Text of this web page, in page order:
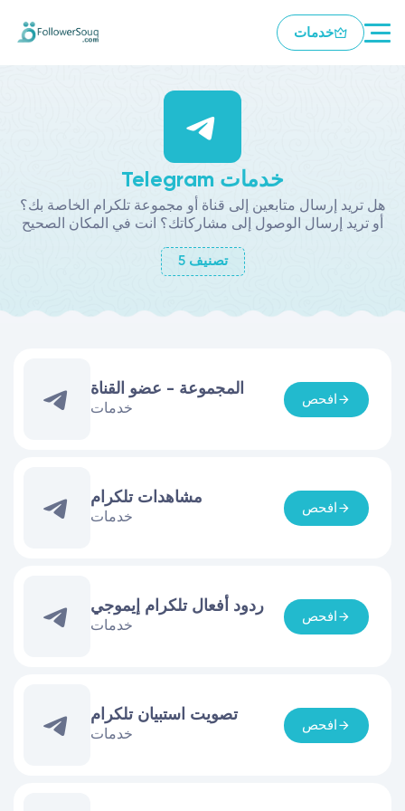
خدمات
Telegram خدمات
هل تريد إرسال متابعين إلى قناة أو مجموعة تلكرام الخاصة بك؟
أو تريد إرسال الوصول إلى مشاركاتك؟ انت في المكان الصحيح
5 تصنيف
المجموعة - عضو القناة
خدمات
افحص
مشاهدات تلكرام
خدمات
افحص
ردود أفعال تلكرام إيموجي
خدمات
افحص
تصويت استبيان تلكرام
خدمات
افحص